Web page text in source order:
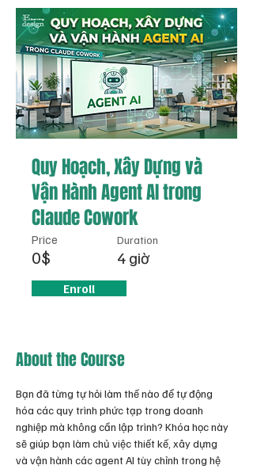
Quy Hoạch, Xây Dựng và
Vận Hành Agent AI trong
Claude Cowork
Price
0$
Duration
4 giờ
Enroll
About the Course
Bạn đã từng tự hỏi làm thế nào để tự động
hóa các quy trình phức tạp trong doanh
nghiệp mà không cần lập trình? Khóa học này
sẽ giúp bạn làm chủ việc thiết kế, xây dựng
và vận hành các agent AI tùy chỉnh trong hệ